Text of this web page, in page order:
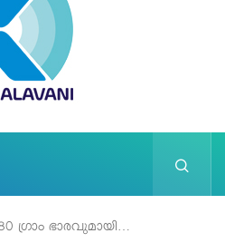
ഗ്രാം ഭാരവുമായി…